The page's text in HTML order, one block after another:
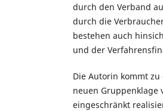
durch den Verband
durch die
bestehen auch
und der
Die Autorin kommt
neuen
eingeschränkt